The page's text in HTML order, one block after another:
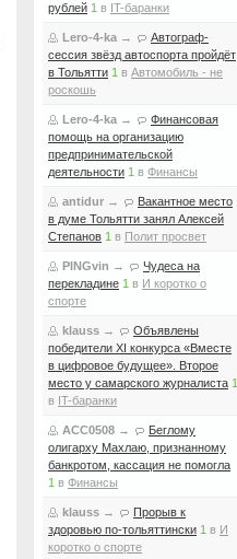
рублей 1 в IT-баранки
Lero-4-ka →
Автограф-
сессия звёзд автоспорта пройдёт
в Тольятти 1 в Автомобиль - не
роскошь
Lero-4-ka →
Финансовая
помощь на организацию
предпринимательской
деятельности 1 в Финансы
antidur →
Вакантное место
в думе Тольятти занял Алексей
Степанов 1 в Полит просвет
PINGvin →
Чудеса на
перекладине 1 в И коротко о
спорте
klauss →
Объявлены
победители XI конкурса «Вместе
в цифровое будущее». Второе
место у самарского журналиста 1
в IT-баранки
ACC0508 →
Беглому
олигарху Махлаю, признанному
банкротом, кассация не помогла
1 в Финансы
klauss →
Прорыв к
здоровью по-тольяттински 1 в И
коротко о спорте